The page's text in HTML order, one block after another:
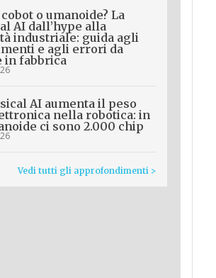
o umanoide? La
AI dall’hype alla
industriale: guida agli
e agli errori da
in fabbrica
AI aumenta il peso
nella robotica: in
ci sono 2.000 chip
Vedi tutti gli approfondimenti >